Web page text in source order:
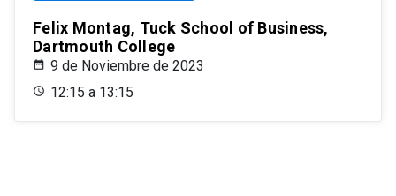
Felix Montag, Tuck School of Business,
Dartmouth College
9 de Noviembre de 2023
12:15 a 13:15